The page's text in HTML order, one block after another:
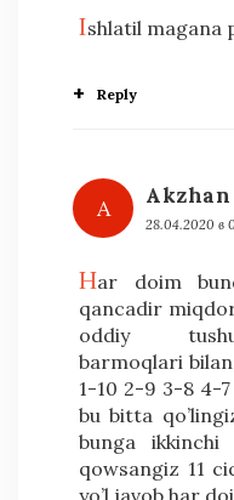
Ishlatil magana
Reply
A
28.04.2020 в
har doim
qancadir
oddiy
barmoqlari
1-10 2-9 3-8 4-
bu bitta
bunga
qowsangiz 11
yo’l javob har